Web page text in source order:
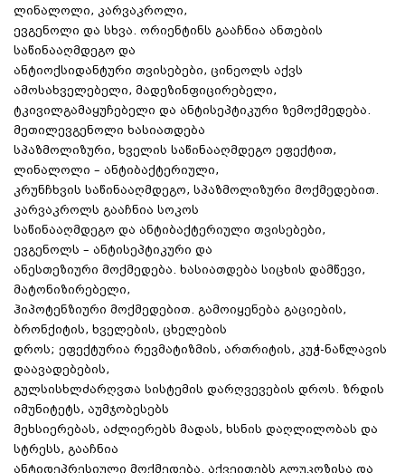
ლინალოლი, კარვაკროლი,
ევგენოლი და სხვა. ორიენტინს გააჩნია ანთების
საწინააღმდეგო და
ანტიოქსიდანტური თვისებები, ცინეოლს აქვს
ამოსახველებელი, მადეზინფიცირებელი,
ტკივილგამაყუჩებელი და ანტისეპტიკური ზემოქმედება.
მეთილევგენოლი ხასიათდება
სპაზმოლიზური, ხველის საწინააღმდეგო ეფექტით,
ლინალოლი – ანტიბაქტერიული,
კრუნჩხვის საწინააღმდეგო, სპაზმოლიზური მოქმედებით.
კარვაკროლს გააჩნია სოკოს
საწინააღმდეგო და ანტიბაქტერიული თვისებები,
ევგენოლს – ანტისეპტიკური და
ანესთეზიური მოქმედება. ხასიათდება სიცხის დამწევი,
მატონიზირებელი,
ჰიპოტენზიური მოქმედებით. გამოიყენება გაციების,
ბრონქიტის, ხველების, ცხელების
დროს; ეფექტურია რევმატიზმის, ართრიტის, კუჭ-ნაწლავის
დაავადებების,
გულსისხლძარღვთა სისტემის დარღვევების დროს. ზრდის
იმუნიტეტს, აუმჯობესებს
მეხსიერებას, აძლიერებს მადას, ხსნის დაღლილობას და
სტრესს, გააჩნია
ანტიდეპრესიული მოქმედება. აქვეითებს გლუკოზისა და